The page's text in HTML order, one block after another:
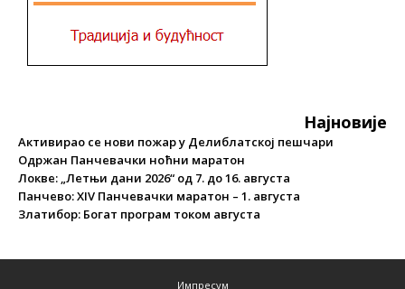
Најновије
Активирао се нови пожар у Делиблатској пешчари
Одржан Панчевачки ноћни маратон
Локве: „Летњи дани 2026“ од 7. до 16. августа
Панчево: XIV Панчевачки маратон – 1. августа
Златибор: Богат програм током августа
Импресум